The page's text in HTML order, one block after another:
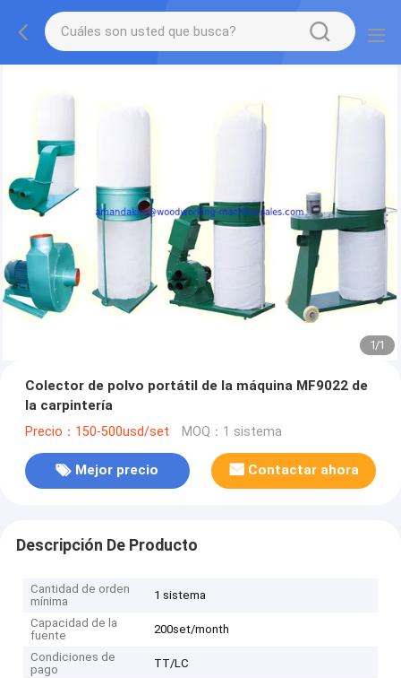
1/1
Colector de polvo portátil de la máquina MF9022 de
la carpintería
Precio：150-500usd/set MOQ：1 sistema
Mejor precio Contactar ahora
Descripción De Producto
Cantidad de orden
mínima
1 sistema
Capacidad de la
fuente
200set/month
Condiciones de
pago
TT/LC